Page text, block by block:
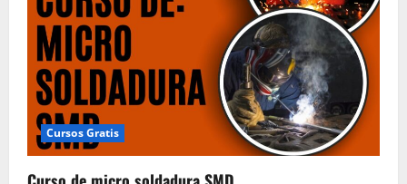
Cursos Gratis